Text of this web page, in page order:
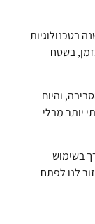
בטכנולוגיות
בשטח
והיום
יותר מבלי
בשימוש
לנו לפתח